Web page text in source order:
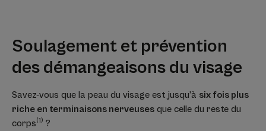
Soulagement et prévention
des démangeaisons du visage
Savez-vous que la peau du visage est jusqu’à six fois plus
riche en terminaisons nerveuses que celle du reste du
corps(1) ?